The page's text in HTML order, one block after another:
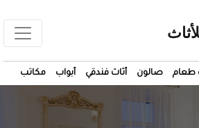
طعام صالون أثاث فندقي أبواب مكاتب